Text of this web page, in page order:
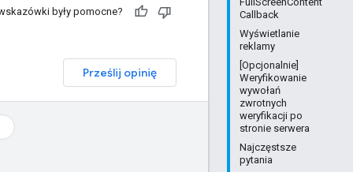
Callback
Wyświetlanie
reklamy
[Opcjonalnie]
Weryfikowanie
wywołań
zwrotnych
weryfikacji po
stronie serwera
Najczęstsze
pytania
były pomocne?
Prześlij opinię